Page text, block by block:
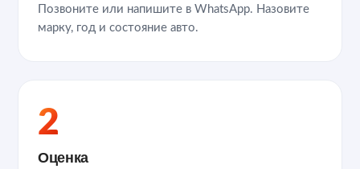
Позвоните или напишите в WhatsApp. Назовите
марку, год и состояние авто.
2
Оценка